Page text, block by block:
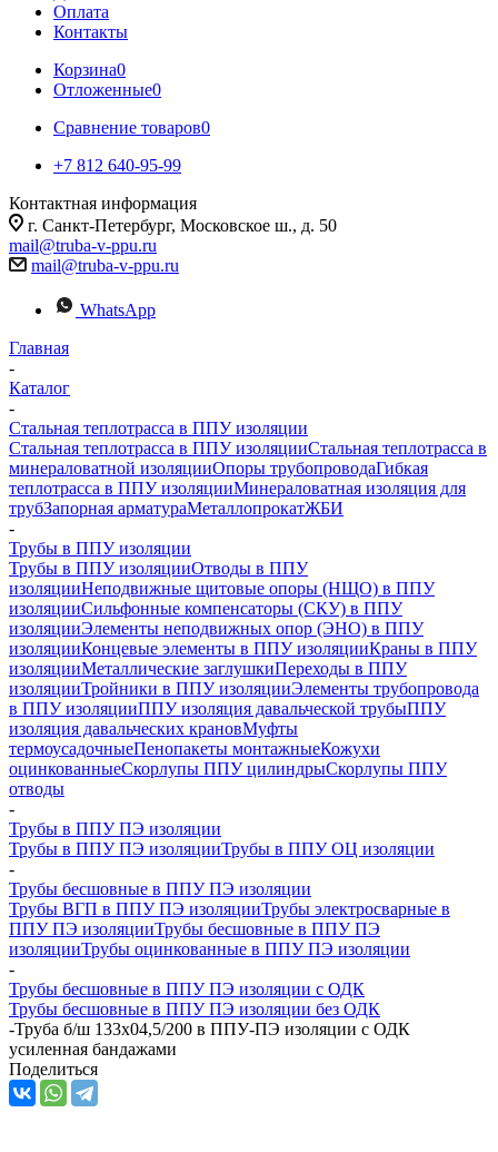
Оплата
Контакты
Корзина0
Отложенные0
Сравнение товаров0
+7 812 640-95-99
Контактная информация
г. Санкт-Петербург, Московское ш., д. 50
mail@truba-v-ppu.ru
mail@truba-v-ppu.ru
WhatsApp
Главная
-
Каталог
-
Стальная теплотрасса в ППУ изоляции
Стальная теплотрасса в ППУ изоляцииСтальная теплотрасса в
минераловатной изоляцииОпоры трубопроводаГибкая
теплотрасса в ППУ изоляцииМинераловатная изоляция для
трубЗапорная арматураМеталлопрокатЖБИ
-
Трубы в ППУ изоляции
Трубы в ППУ изоляцииОтводы в ППУ
изоляцииНеподвижные щитовые опоры (НЩО) в ППУ
изоляцииCильфонные компенсаторы (СКУ) в ППУ
изоляцииЭлементы неподвижных опор (ЭНО) в ППУ
изоляцииКонцевые элементы в ППУ изоляцииКраны в ППУ
изоляцииМеталлические заглушкиПереходы в ППУ
изоляцииТройники в ППУ изоляцииЭлементы трубопровода
в ППУ изоляцииППУ изоляция давальческой трубыППУ
изоляция давальческих крановМуфты
термоусадочныеПенопакеты монтажныеКожухи
оцинкованныеСкорлупы ППУ цилиндрыСкорлупы ППУ
отводы
-
Трубы в ППУ ПЭ изоляции
Трубы в ППУ ПЭ изоляцииТрубы в ППУ ОЦ изоляции
-
Трубы бесшовные в ППУ ПЭ изоляции
Трубы ВГП в ППУ ПЭ изоляцииТрубы электросварные в
ППУ ПЭ изоляцииТрубы бесшовные в ППУ ПЭ
изоляцииТрубы оцинкованные в ППУ ПЭ изоляции
-
Трубы бесшовные в ППУ ПЭ изоляции с ОДК
Трубы бесшовные в ППУ ПЭ изоляции без ОДК
-Труба б/ш 133х04,5/200 в ППУ-ПЭ изоляции с ОДК
усиленная бандажами
Поделиться